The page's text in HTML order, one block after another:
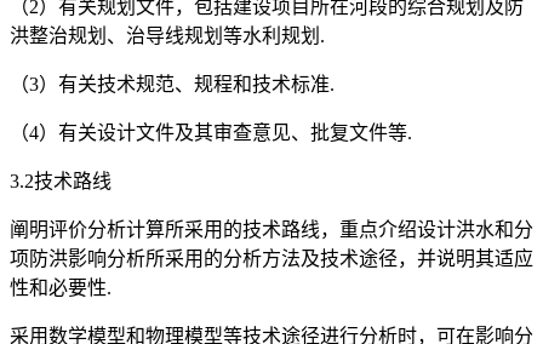
（2）有关规划文件，包括建设项目所在河段的综合规划及防
洪整治规划、治导线规划等水利规划.
（3）有关技术规范、规程和技术标准.
（4）有关设计文件及其审查意见、批复文件等.
3.2技术路线
阐明评价分析计算所采用的技术路线，重点介绍设计洪水和分
项防洪影响分析所采用的分析方法及技术途径，并说明其适应
性和必要性.
采用数学模型和物理模型等技术途径进行分析时，可在影响分